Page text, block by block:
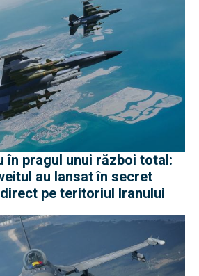
în pragul unui război total:
au lansat în secret
pe teritoriul Iranului